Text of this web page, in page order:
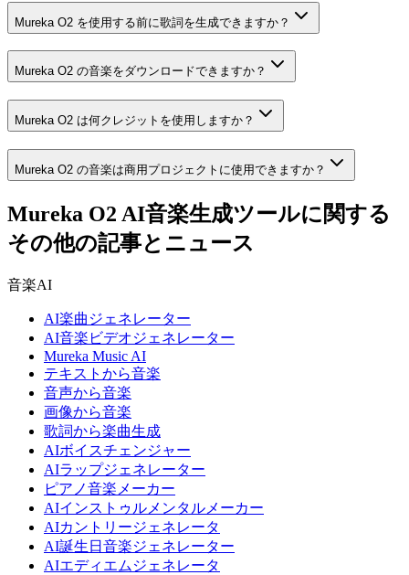
Mureka O2 を使用する前に歌詞を生成できますか？
Mureka O2 の音楽をダウンロードできますか？
Mureka O2 は何クレジットを使用しますか？
Mureka O2 の音楽は商用プロジェクトに使用できますか？
Mureka O2 AI音楽生成ツールに関する
その他の記事とニュース
音楽AI
AI楽曲ジェネレーター
AI音楽ビデオジェネレーター
Mureka Music AI
テキストから音楽
音声から音楽
画像から音楽
歌詞から楽曲生成
AIボイスチェンジャー
AIラップジェネレーター
ピアノ音楽メーカー
AIインストゥルメンタルメーカー
AIカントリージェネレータ
AI誕生日音楽ジェネレーター
AIエディエムジェネレータ